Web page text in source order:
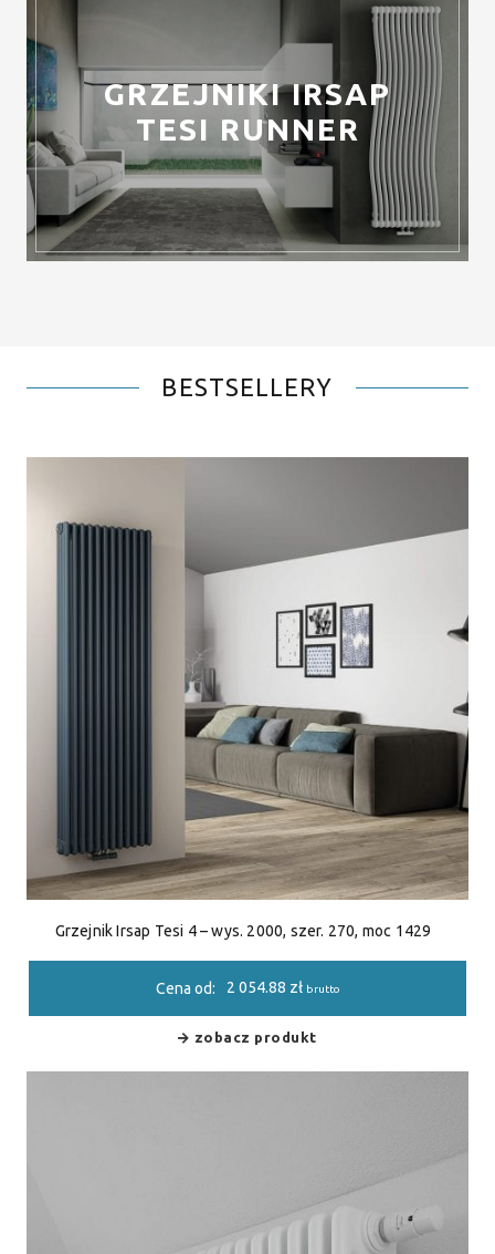
GRZEJNIKI IRSAP
TESI RUNNER
BESTSELLERY
Grzejnik Irsap Tesi 4 – wys. 2000, szer. 270, moc 1429
Cena od: 2 054.88 zł brutto
zobacz produkt